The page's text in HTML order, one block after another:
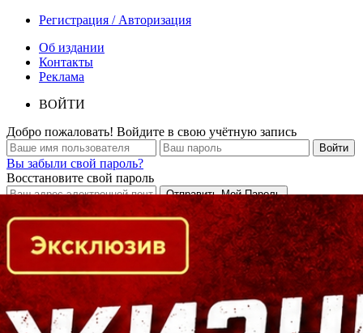
Регистрация / Авторизация
Об издании
Контакты
Реклама
ВОЙТИ
Добро пожаловать! Войдите в свою учётную запись
Вы забыли свой пароль?
Восстановите свой пароль
Кто есть кто в Байкальском регионе